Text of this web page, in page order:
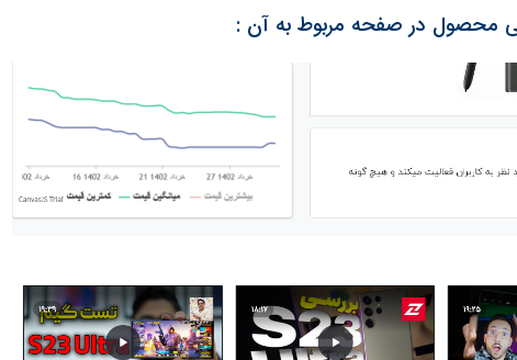
محصول در صفحه مربوط به آن :